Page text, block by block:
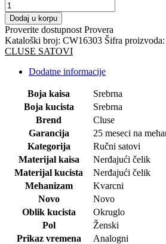
CLUSE
RUČNI
SAT-
Retro
70S
Mini
količina
Dodaj u korpu
Proverite dostupnost Provera
Kataloški broj: CW16303 Šifra proizvoda:
CLUSE SATOVI
Dodatne informacije
Boja kaisa
Srebrna
Boja kucista
Srebrna
Brend
Cluse
Garancija
25 meseci na
Kategorija
Ručni satovi
Materijal kaisa
Nerđajući čelik
Materijal kucista
Nerđajući čelik
Mehanizam
Kvarcni
Novo
Novo
Oblik kucista
Okruglo
Pol
Ženski
Prikaz vremena
Analogni